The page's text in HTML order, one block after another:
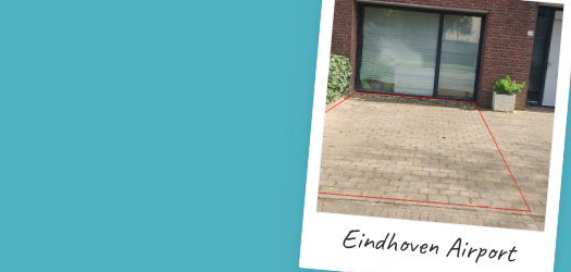
Eindhoven Airport